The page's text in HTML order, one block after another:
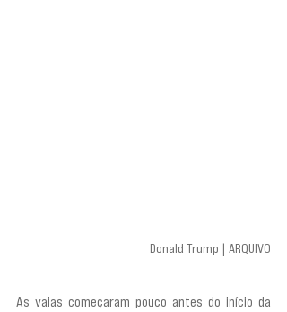
Donald Trump | ARQUIVO
As vaias começaram pouco antes do início da